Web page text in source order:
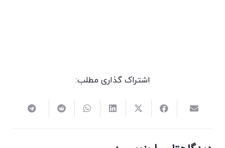
اشتراک گذاری مطلب: